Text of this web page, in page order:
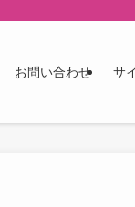
お問い合わせ サ